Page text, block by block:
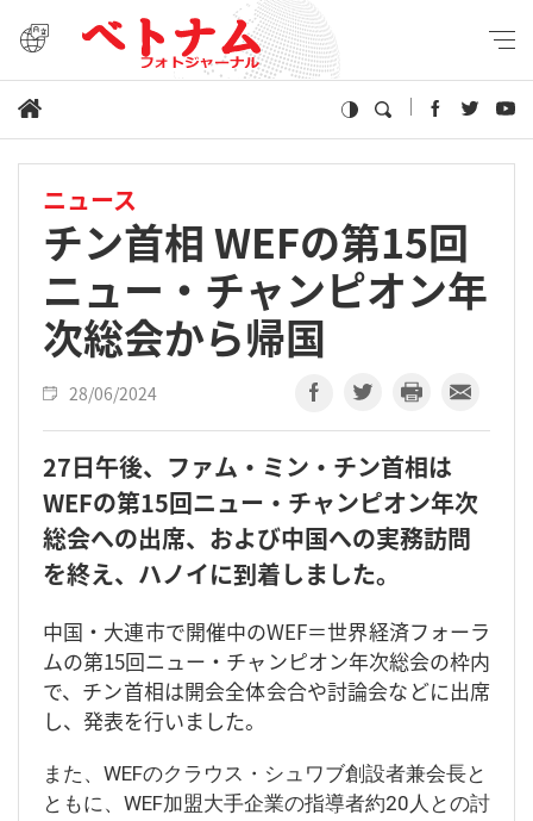
ニュース
チン首相 WEFの第15回
ニュー・チャンピオン年
次総会から帰国
28/06/2024
27日午後、ファム・ミン・チン首相は
WEFの第15回ニュー・チャンピオン年次
総会への出席、および中国への実務訪問
を終え、ハノイに到着しました。
中国・大連市で開催中のWEF＝世界経済フォーラ
ムの第15回ニュー・チャンピオン年次総会の枠内
で、チン首相は開会全体会合や討論会などに出席
し、発表を行いました。
また、WEFのクラウス・シュワブ創設者兼会長と
ともに、WEF加盟大手企業の指導者約20人との討